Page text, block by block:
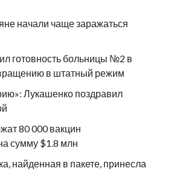
начали чаще заражаться
готовность больницы №2 в
в штатный режим
Лукашенко поздравил
80 000 вакцин
сумму $1.8 млн
найденная в пакете, принесла